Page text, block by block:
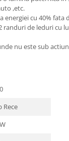
,etc.
energiei cu 40%
de leduri cu
nu este sub
Rece